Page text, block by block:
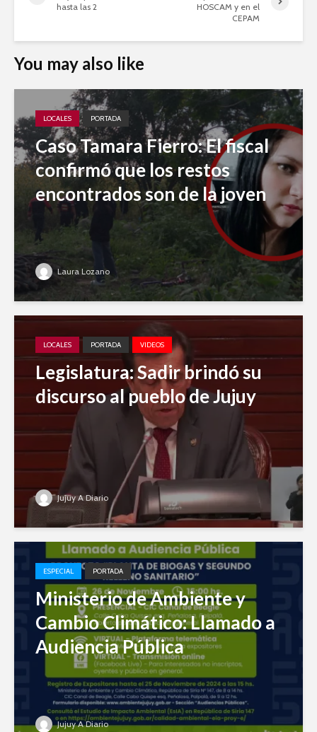
hasta las 2
HOSCAM y en el
CEPAM
You may also like
LOCALES PORTADA
Caso Tamara Fierro: El fiscal
confirmó que los restos
encontrados son de la joven
Laura Lozano
LOCALES PORTADA VIDEOS
Legislatura: Sadir brindó su
discurso al pueblo de Jujuy
Jujuy A Diario
ESPECIAL PORTADA
Ministerio de Ambiente y
Cambio Climático: Llamado a
Audiencia Pública
Jujuy A Diario